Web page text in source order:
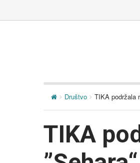
Društvo TIKA podržala
TIKA